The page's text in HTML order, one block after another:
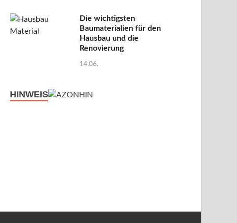
Die wichtigsten
Baumaterialien für den
Hausbau und die
Renovierung
14.06.
HINWEIS